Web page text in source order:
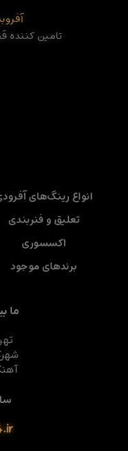
تامین
انواع رینگ‌های
تعلیق و فنربندی
اکسسوری
برندهای موجود
ما